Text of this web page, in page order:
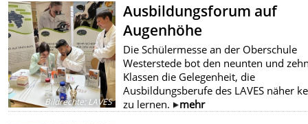
Bildrechte:LAVES
Ausbildungsforum auf
Augenhöhe
Die Schülermesse an der Oberschule
Westerstede bot den neunten und
Klassen die Gelegenheit, die
Ausbildungsberufe des LAVES näher
zu lernen.
mehr